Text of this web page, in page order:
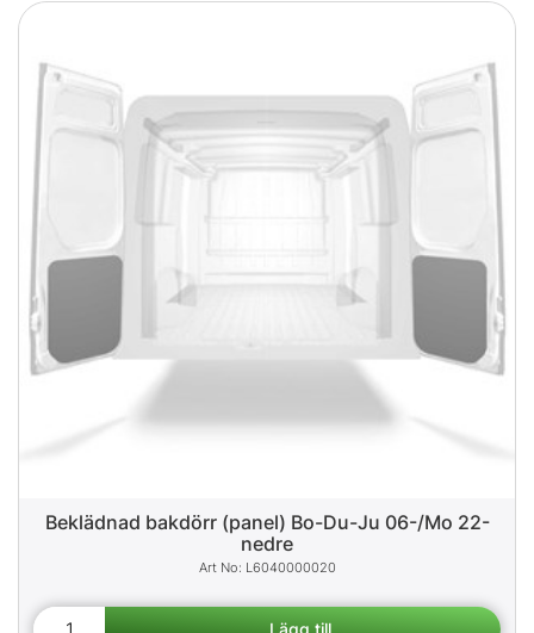
Beklädnad bakdörr (panel) Bo-Du-Ju 06-/Mo 22-
nedre
L6040000020